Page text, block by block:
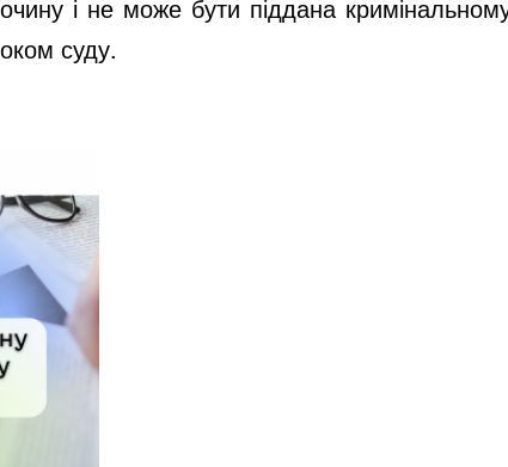
і не може бути піддана
суду.